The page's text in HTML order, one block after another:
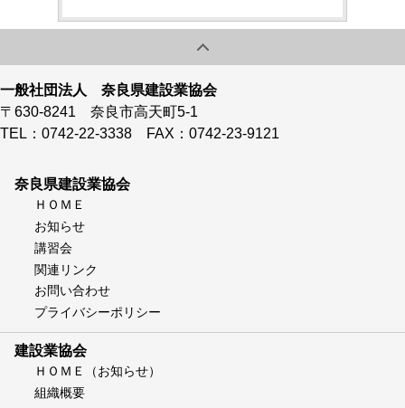
一般社団法人 奈良県建設業協会
〒630-8241 奈良市高天町5-1
TEL：0742-22-3338 FAX：0742-23-9121
奈良県建設業協会
ＨＯＭＥ
お知らせ
講習会
関連リンク
お問い合わせ
プライバシーポリシー
建設業協会
ＨＯＭＥ（お知らせ）
組織概要